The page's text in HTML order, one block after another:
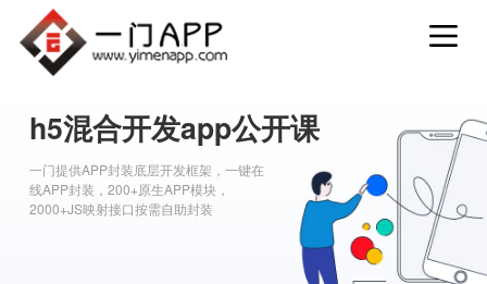
h5混合开发app公开课
一门提供APP封装底层开发框架，一键在
线APP封装，200+原生APP模块，
2000+JS映射接口按需自助封装